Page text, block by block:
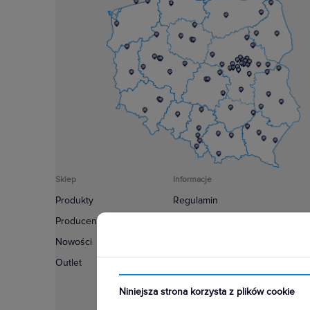
Niniejsza strona korzysta z plików cookie
Sklep
Produkty
Producenci
Nowości
Outlet
Informacje
Regulamin